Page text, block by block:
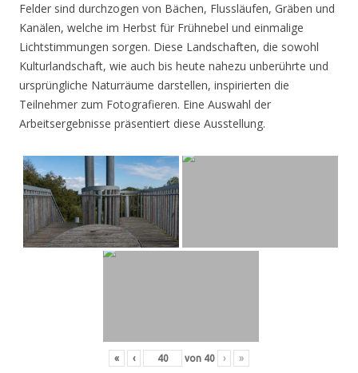
Felder sind durchzogen von Bächen, Flussläufen, Gräben und
Kanälen, welche im Herbst für Frühnebel und einmalige
Lichtstimmungen sorgen. Diese Landschaften, die sowohl
Kulturlandschaft, wie auch bis heute nahezu unberührte und
ursprüngliche Naturräume darstellen, inspirierten die
Teilnehmer zum Fotografieren. Eine Auswahl der
Arbeitsergebnisse präsentiert diese Ausstellung.
« ‹ von 40 › »